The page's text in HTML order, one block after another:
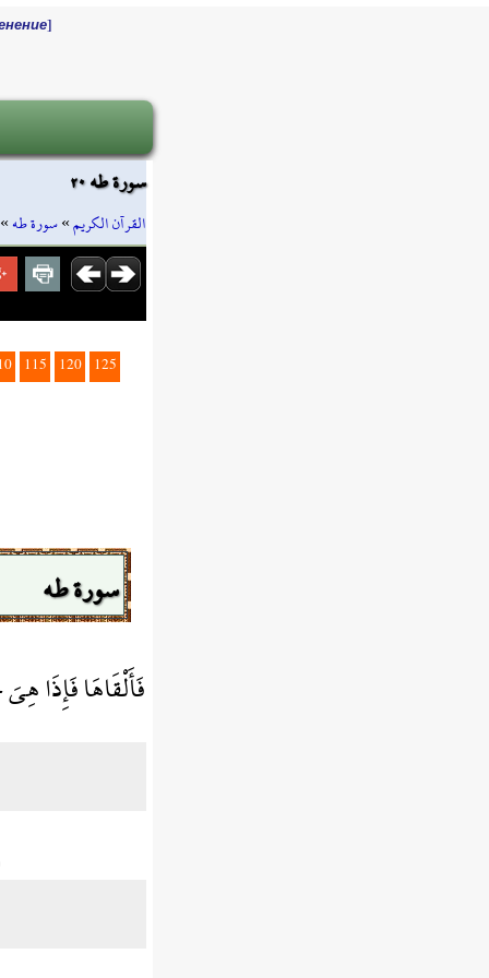
]
سورة طه ٢٠
القرآن الكريم»سورة طه»
115 120
125
سورة طه
فَأَلْقَاهَا فَإِذَا